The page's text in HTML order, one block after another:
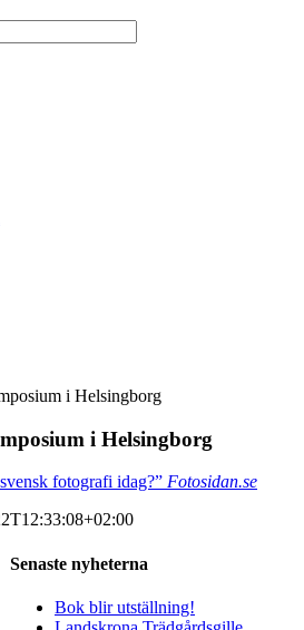
i Helsingborg
i Helsingborg
fotografi idag?” Fotosidan.se
Senaste nyheterna
Bok blir utställning!